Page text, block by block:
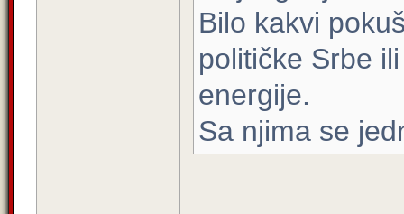
Bilo kakvi
političke Srbe
energije.
Sa njima se